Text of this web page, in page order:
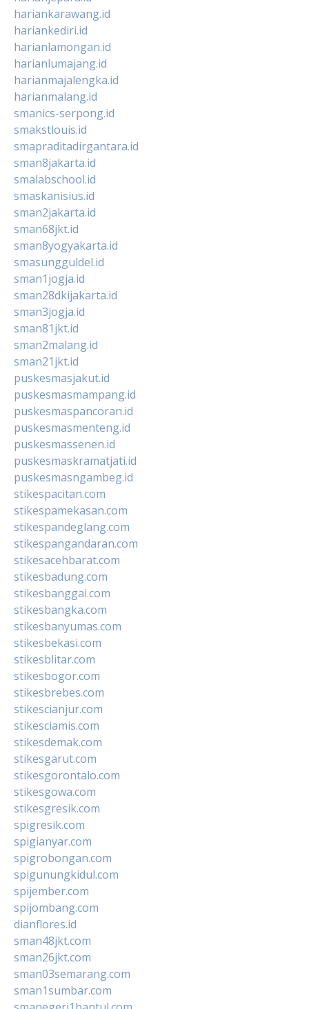
hariankarawang.id
hariankediri.id
harianlamongan.id
harianlumajang.id
harianmajalengka.id
harianmalang.id
smanics-serpong.id
smakstlouis.id
smapraditadirgantara.id
sman8jakarta.id
smalabschool.id
smaskanisius.id
sman2jakarta.id
sman68jkt.id
sman8yogyakarta.id
smasungguldel.id
sman1jogja.id
sman28dkijakarta.id
sman3jogja.id
sman81jkt.id
sman2malang.id
sman21jkt.id
puskesmasjakut.id
puskesmasmampang.id
puskesmaspancoran.id
puskesmasmenteng.id
puskesmassenen.id
puskesmaskramatjati.id
puskesmasngambeg.id
stikespacitan.com
stikespamekasan.com
stikespandeglang.com
stikespangandaran.com
stikesacehbarat.com
stikesbadung.com
stikesbanggai.com
stikesbangka.com
stikesbanyumas.com
stikesbekasi.com
stikesblitar.com
stikesbogor.com
stikesbrebes.com
stikescianjur.com
stikesciamis.com
stikesdemak.com
stikesgarut.com
stikesgorontalo.com
stikesgowa.com
stikesgresik.com
spigresik.com
spigianyar.com
spigrobongan.com
spigunungkidul.com
spijember.com
spijombang.com
dianflores.id
sman48jkt.com
sman26jkt.com
sman03semarang.com
sman1sumbar.com